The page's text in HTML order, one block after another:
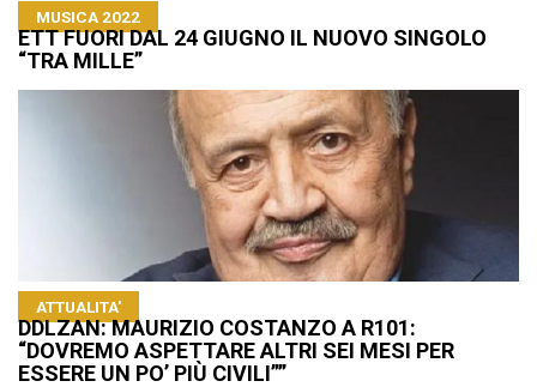
MUSICA 2022
ETT FUORI DAL 24 GIUGNO IL NUOVO SINGOLO
“TRA MILLE”
ATTUALITA'
DDLZAN: MAURIZIO COSTANZO A R101:
“DOVREMO ASPETTARE ALTRI SEI MESI PER
ESSERE UN PO’ PIÙ CIVILI””